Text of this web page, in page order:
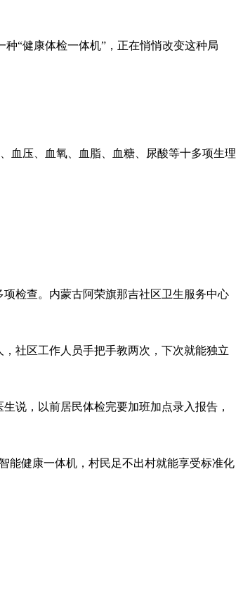
“健康体检一体机”，正在悄悄改变这种局
血压、血氧、血脂、血糖、尿酸等十多项生理
检查。内蒙古阿荣旗那吉社区卫生服务中心
社区工作人员手把手教两次，下次就能独立
说，以前居民体检完要加班加点录入报告，
能健康一体机，村民足不出村就能享受标准化